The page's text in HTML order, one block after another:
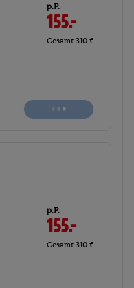
p.P.
155.-
Gesamt 310 €
Buchen
p.P.
155.-
Gesamt 310 €